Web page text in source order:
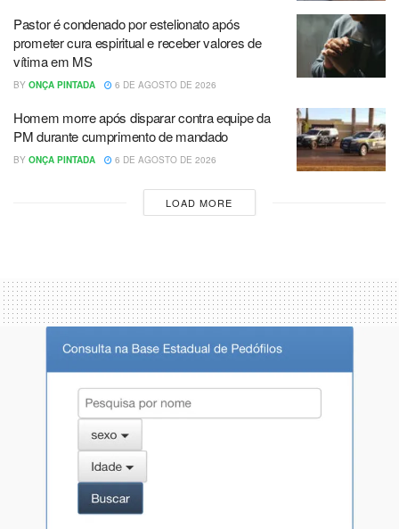
Pastor é condenado por estelionato após
prometer cura espiritual e receber valores de
vítima em MS
BY ONÇA PINTADA 6 DE AGOSTO DE 2026
Homem morre após disparar contra equipe da
PM durante cumprimento de mandado
BY ONÇA PINTADA 6 DE AGOSTO DE 2026
LOAD MORE